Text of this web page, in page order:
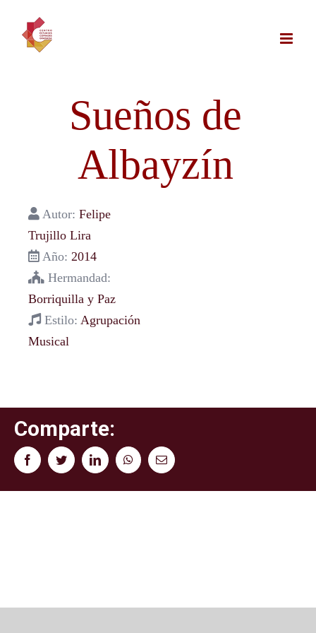
contenido
Sueños de
Albayzín
Autor: Felipe
Trujillo Lira
Año: 2014
Hermandad:
Borriquilla y Paz
Estilo: Agrupación
Musical
Comparte:
FacebookTwitterLinkedInWhatsAppCorreo
electrónico